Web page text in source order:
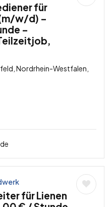
für
w/d) –
–
Nordrhein-Westfalen,
für Lienen